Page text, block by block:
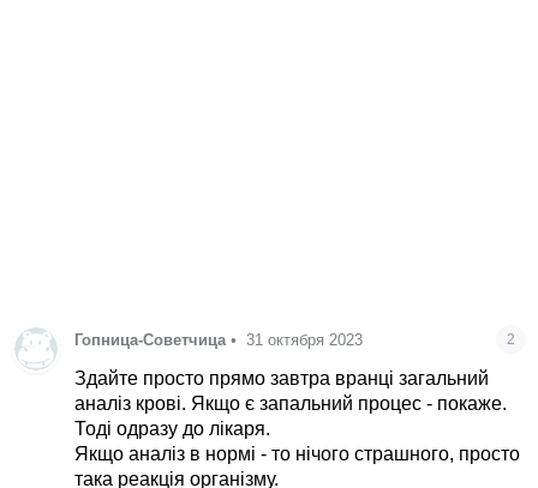
Гопница-Советчица • 31 октября 2023 2
Здайте просто прямо завтра вранці загальний
аналіз крові. Якщо є запальний процес - покаже.
Тоді одразу до лікаря.
Якщо аналіз в нормі - то нічого страшного, просто
така реакція організму.